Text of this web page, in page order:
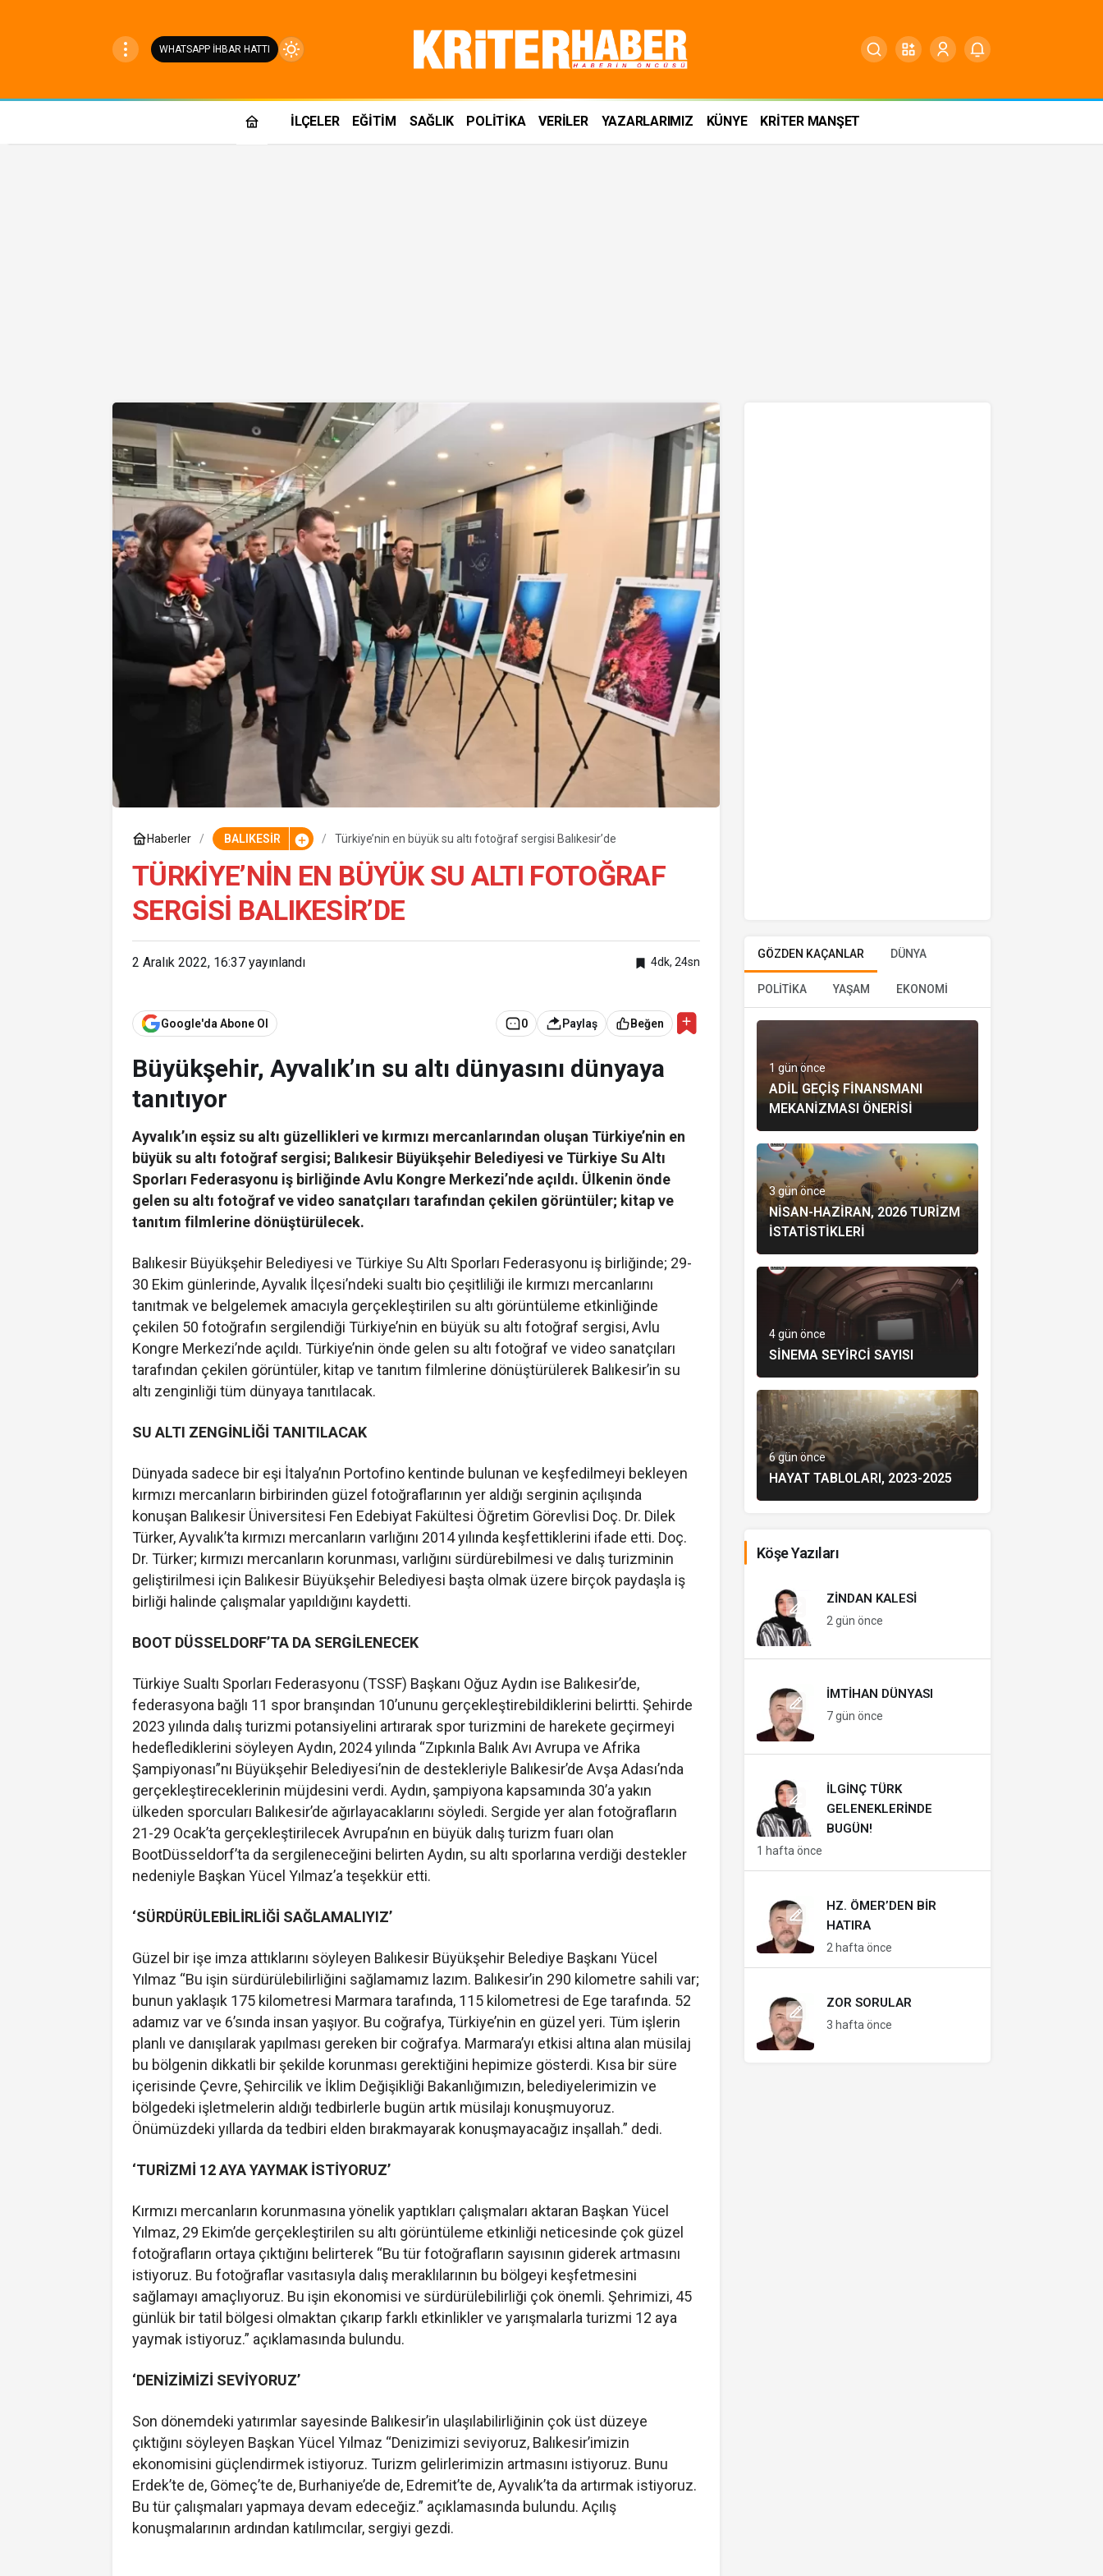
WHATSAPP İHBAR HATTI
Mod
İLÇELER EĞİTİM SAĞLIK POLİTİKA VERİLER YAZARLARIMIZ KÜNYE KRİTER MANŞET
Haberler BALIKESİR Türkiye’nin en büyük su altı fotoğraf sergisi Balıkesir’de
TÜRKIYE’NIN EN BÜYÜK SU ALTI FOTOĞRAF
SERGISI BALIKESIR’DE
2 Aralık 2022, 16:37 yayınlandı 4dk, 24sn
Google'da Abone Ol 0 Paylaş Beğen
Büyükşehir, Ayvalık’ın su altı dünyasını dünyaya
tanıtıyor
Ayvalık’ın eşsiz su altı güzellikleri ve kırmızı mercanlarından oluşan Türkiye’nin en
büyük su altı fotoğraf sergisi; Balıkesir Büyükşehir Belediyesi ve Türkiye Su Altı
Sporları Federasyonu iş birliğinde Avlu Kongre Merkezi’nde açıldı. Ülkenin önde
gelen su altı fotoğraf ve video sanatçıları tarafından çekilen görüntüler; kitap ve
tanıtım filmlerine dönüştürülecek.
Balıkesir Büyükşehir Belediyesi ve Türkiye Su Altı Sporları Federasyonu iş birliğinde; 29-
30 Ekim günlerinde, Ayvalık İlçesi’ndeki sualtı bio çeşitliliği ile kırmızı mercanlarını
tanıtmak ve belgelemek amacıyla gerçekleştirilen su altı görüntüleme etkinliğinde
çekilen 50 fotoğrafın sergilendiği Türkiye’nin en büyük su altı fotoğraf sergisi, Avlu
Kongre Merkezi’nde açıldı. Türkiye’nin önde gelen su altı fotoğraf ve video sanatçıları
tarafından çekilen görüntüler, kitap ve tanıtım filmlerine dönüştürülerek Balıkesir’in su
altı zenginliği tüm dünyaya tanıtılacak.
SU ALTI ZENGİNLİĞİ TANITILACAK
Dünyada sadece bir eşi İtalya’nın Portofino kentinde bulunan ve keşfedilmeyi bekleyen
kırmızı mercanların birbirinden güzel fotoğraflarının yer aldığı serginin açılışında
konuşan Balıkesir Üniversitesi Fen Edebiyat Fakültesi Öğretim Görevlisi Doç. Dr. Dilek
Türker, Ayvalık’ta kırmızı mercanların varlığını 2014 yılında keşfettiklerini ifade etti. Doç.
Dr. Türker; kırmızı mercanların korunması, varlığını sürdürebilmesi ve dalış turizminin
geliştirilmesi için Balıkesir Büyükşehir Belediyesi başta olmak üzere birçok paydaşla iş
birliği halinde çalışmalar yapıldığını kaydetti.
BOOT DÜSSELDORF’TA DA SERGİLENECEK
Türkiye Sualtı Sporları Federasyonu (TSSF) Başkanı Oğuz Aydın ise Balıkesir’de,
federasyona bağlı 11 spor branşından 10’ununu gerçekleştirebildiklerini belirtti. Şehirde
2023 yılında dalış turizmi potansiyelini artırarak spor turizmini de harekete geçirmeyi
hedeflediklerini söyleyen Aydın, 2024 yılında “Zıpkınla Balık Avı Avrupa ve Afrika
Şampiyonası”nı Büyükşehir Belediyesi’nin de destekleriyle Balıkesir’de Avşa Adası’nda
gerçekleştireceklerinin müjdesini verdi. Aydın, şampiyona kapsamında 30’a yakın
ülkeden sporcuları Balıkesir’de ağırlayacaklarını söyledi. Sergide yer alan fotoğrafların
21-29 Ocak’ta gerçekleştirilecek Avrupa’nın en büyük dalış turizm fuarı olan
BootDüsseldorf’ta da sergileneceğini belirten Aydın, su altı sporlarına verdiği destekler
nedeniyle Başkan Yücel Yılmaz’a teşekkür etti.
‘SÜRDÜRÜLEBİLİRLİĞİ SAĞLAMALIYIZ’
Güzel bir işe imza attıklarını söyleyen Balıkesir Büyükşehir Belediye Başkanı Yücel
Yılmaz “Bu işin sürdürülebilirliğini sağlamamız lazım. Balıkesir’in 290 kilometre sahili var;
bunun yaklaşık 175 kilometresi Marmara tarafında, 115 kilometresi de Ege tarafında. 52
adamız var ve 6’sında insan yaşıyor. Bu coğrafya, Türkiye’nin en güzel yeri. Tüm işlerin
planlı ve danışılarak yapılması gereken bir coğrafya. Marmara’yı etkisi altına alan müsilaj
bu bölgenin dikkatli bir şekilde korunması gerektiğini hepimize gösterdi. Kısa bir süre
içerisinde Çevre, Şehircilik ve İklim Değişikliği Bakanlığımızın, belediyelerimizin ve
bölgedeki işletmelerin aldığı tedbirlerle bugün artık müsilajı konuşmuyoruz.
Önümüzdeki yıllarda da tedbiri elden bırakmayarak konuşmayacağız inşallah.” dedi.
‘TURİZMİ 12 AYA YAYMAK İSTİYORUZ’
Kırmızı mercanların korunmasına yönelik yaptıkları çalışmaları aktaran Başkan Yücel
Yılmaz, 29 Ekim’de gerçekleştirilen su altı görüntüleme etkinliği neticesinde çok güzel
fotoğrafların ortaya çıktığını belirterek “Bu tür fotoğrafların sayısının giderek artmasını
istiyoruz. Bu fotoğraflar vasıtasıyla dalış meraklılarının bu bölgeyi keşfetmesini
sağlamayı amaçlıyoruz. Bu işin ekonomisi ve sürdürülebilirliği çok önemli. Şehrimizi, 45
günlük bir tatil bölgesi olmaktan çıkarıp farklı etkinlikler ve yarışmalarla turizmi 12 aya
yaymak istiyoruz.” açıklamasında bulundu.
‘DENİZİMİZİ SEVİYORUZ’
Son dönemdeki yatırımlar sayesinde Balıkesir’in ulaşılabilirliğinin çok üst düzeye
çıktığını söyleyen Başkan Yücel Yılmaz “Denizimizi seviyoruz, Balıkesir’imizin
ekonomisini güçlendirmek istiyoruz. Turizm gelirlerimizin artmasını istiyoruz. Bunu
Erdek’te de, Gömeç’te de, Burhaniye’de de, Edremit’te de, Ayvalık’ta da artırmak istiyoruz.
Bu tür çalışmaları yapmaya devam edeceğiz.” açıklamasında bulundu. Açılış
konuşmalarının ardından katılımcılar, sergiyi gezdi.
GÖZDEN KAÇANLAR DÜNYA
POLİTİKA YAŞAM EKONOMİ
1 gün önce
ADIL GEÇIŞ FINANSMANI
MEKANIZMASI ÖNERISI
3 gün önce
NISAN-HAZIRAN, 2026 TURIZM
İSTATISTIKLERI
4 gün önce
SINEMA SEYIRCI SAYISI
6 gün önce
HAYAT TABLOLARI, 2023-2025
Köşe Yazıları
ZINDAN KALESI
2 gün önce
İMTIHAN DÜNYASI
7 gün önce
İLGINÇ TÜRK
GELENEKLERINDE
BUGÜN!
1 hafta önce
HZ. ÖMER’DEN BIR
HATIRA
2 hafta önce
ZOR SORULAR
3 hafta önce